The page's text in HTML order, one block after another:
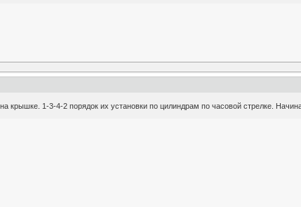
крышке. 1-3-4-2 порядок их установки по цилиндрам по часовой стрелке.